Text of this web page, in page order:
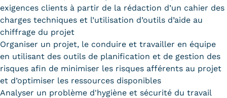
exigences clients à partir de la rédaction d’un cahier des
charges techniques et l’utilisation d’outils d’aide au
chiffrage du projet
Organiser un projet, le conduire et travailler en équipe
en utilisant des outils de planification et de gestion des
risques afin de minimiser les risques afférents au projet
et d’optimiser les ressources disponibles
Analyser un problème d'hygiène et sécurité du travail